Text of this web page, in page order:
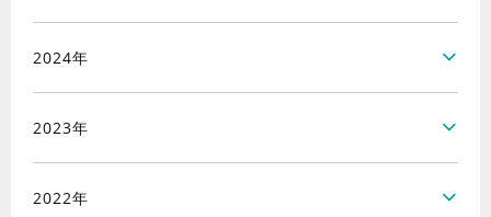
2024年
2023年
2022年